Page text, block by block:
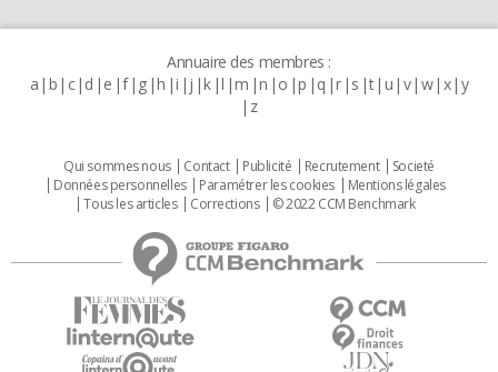
Annuaire des membres :
a b c d e f g h i j k l m n o p q r s t u v w x y
z
Qui sommes nous Contact Publicité Recrutement
Societé
Données personnelles
Paramétrer les cookies
Mentions légales
Tous les articles
Corrections © 2022 CCM Benchmark